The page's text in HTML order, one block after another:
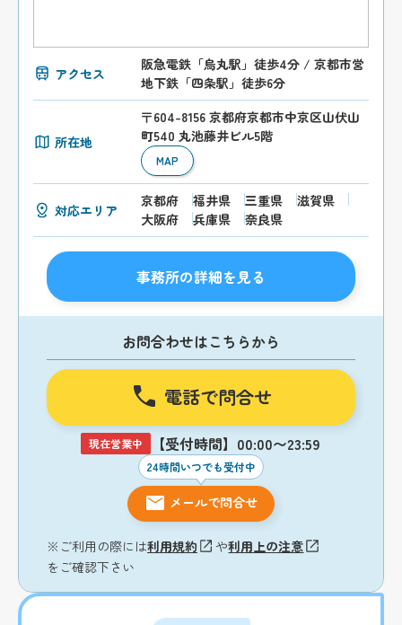
アクセス
阪急電鉄「烏丸駅」徒歩4分 / 京都市営
地下鉄「四条駅」徒歩6分
所在地
〒604-8156 京都府京都市中京区山伏山
町540 丸池藤井ビル5階
MAP
対応エリア
京都府 福井県 三重県
滋賀県
大阪府
兵庫県 奈良県
事務所の詳細を見る
お問合わせはこちらから
電話で問合せ
現在営業中 【受付時間】00:00〜23:59
24時間いつでも受付中
メールで問合せ
※ご利用の際には利用規約 や利用上の注意
をご確認下さい